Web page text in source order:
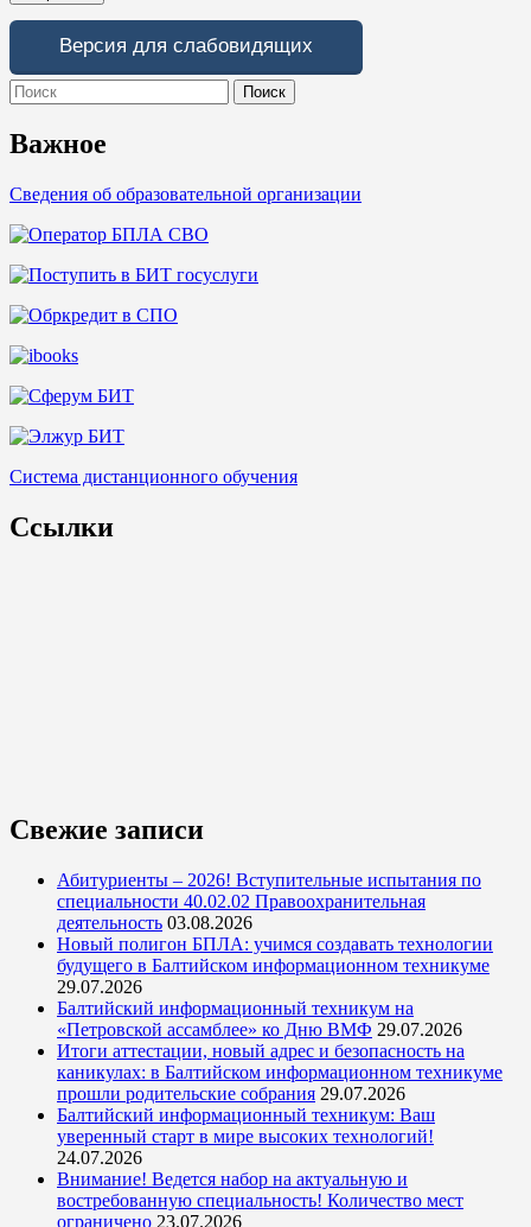
Версия для слабовидящих
Search
for:
Важное
Сведения об образовательной организации
Система дистанционного обучения
Ссылки
Свежие записи
Абитуриенты – 2026! Вступительные испытания по
специальности 40.02.02 Правоохранительная
деятельность 03.08.2026
Новый полигон БПЛА: учимся создавать технологии
будущего в Балтийском информационном техникуме
29.07.2026
Балтийский информационный техникум на
«Петровской ассамблее» ко Дню ВМФ 29.07.2026
Итоги аттестации, новый адрес и безопасность на
каникулах: в Балтийском информационном техникуме
прошли родительские собрания 29.07.2026
Балтийский информационный техникум: Ваш
уверенный старт в мире высоких технологий!
24.07.2026
Внимание! Ведется набор на актуальную и
востребованную специальность! Количество мест
ограничено 23.07.2026